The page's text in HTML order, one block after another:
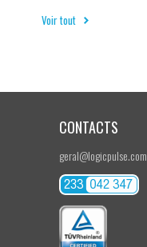
Voir tout
CONTACTS
geral@logicpulse.com